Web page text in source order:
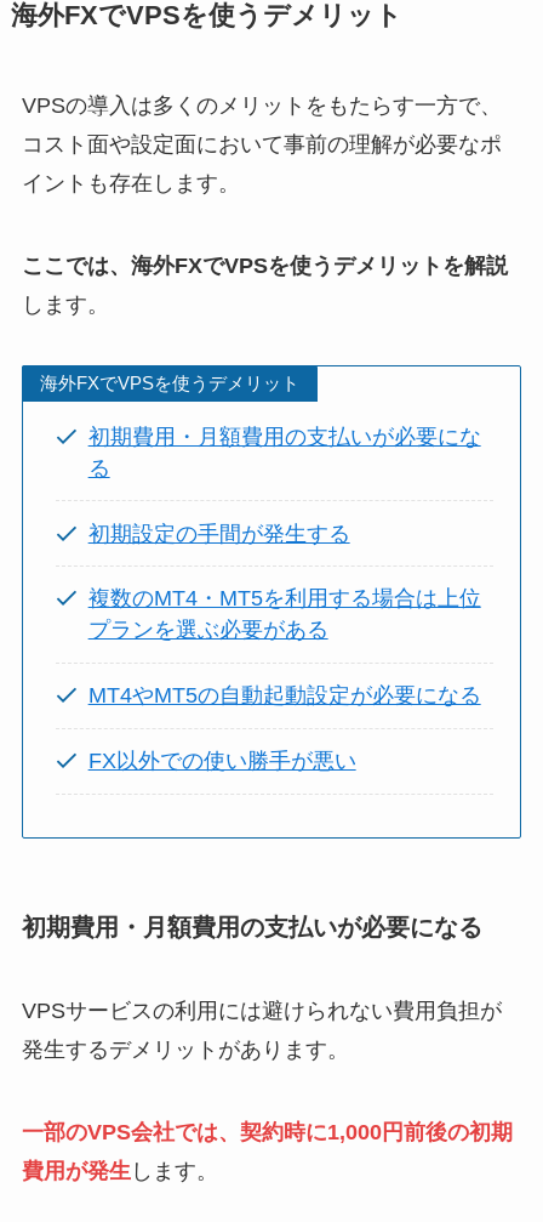
海外FXでVPSを使うデメリット
VPSの導入は多くのメリットをもたらす一方で、
コスト面や設定面において事前の理解が必要なポ
イントも存在します。
ここでは、海外FXでVPSを使うデメリットを解説
します。
海外FXでVPSを使うデメリット
初期費用・月額費用の支払いが必要にな
る
初期設定の手間が発生する
複数のMT4・MT5を利用する場合は上位
プランを選ぶ必要がある
MT4やMT5の自動起動設定が必要になる
FX以外での使い勝手が悪い
初期費用・月額費用の支払いが必要になる
VPSサービスの利用には避けられない費用負担が
発生するデメリットがあります。
一部のVPS会社では、契約時に1,000円前後の初期
費用が発生 します。